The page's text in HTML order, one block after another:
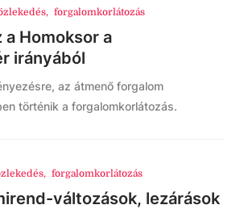
, forgalomkorlátozás
Homoksor a
irányából
az átmenő forgalom
történik a forgalomkorlátozás.
, forgalomkorlátozás
változások, lezárások